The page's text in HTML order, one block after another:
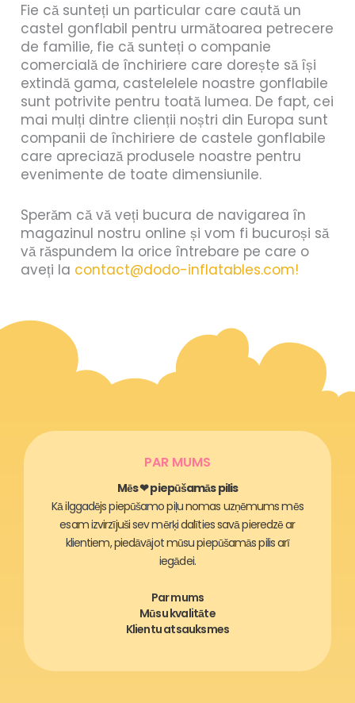
Fie că sunteți un particular care caută un
castel gonflabil pentru următoarea petrecere
de familie, fie că sunteți o companie
comercială de închiriere care dorește să își
extindă gama, castelelele noastre gonflabile
sunt potrivite pentru toată lumea. De fapt, cei
mai mulți dintre clienții noștri din Europa sunt
companii de închiriere de castele gonflabile
care apreciază produsele noastre pentru
evenimente de toate dimensiunile.
Sperăm că vă veți bucura de navigarea în
magazinul nostru online și vom fi bucuroși să
vă răspundem la orice întrebare pe care o
aveți la contact@dodo-inflatables.com!
PAR MUMS
Mēs ❤ piepūšamās pilis
Kā ilggadējs piepūšamo piļu nomas uzņēmums mēs
esam izvirzījuši sev mērķi dalīties savā pieredzē ar
klientiem, piedāvājot mūsu piepūšamās pilis arī
iegādei.
Par mums
Mūsu kvalitāte
Klientu atsauksmes